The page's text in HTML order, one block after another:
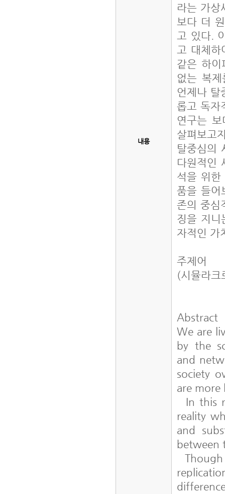
내용
라는 가상
보다 더
고 있다.
고 대체하
같은 하
없는 복
언제나 탈
롭고 독자
연구는
살펴보고
탈중심의
다원적인
석을 위한
품을 들어
존의 중심
징을 지니
자적인 가
주제어
(시뮬라
Abstract
We are
by the
and
society
are
In this
reality
and
between
Though